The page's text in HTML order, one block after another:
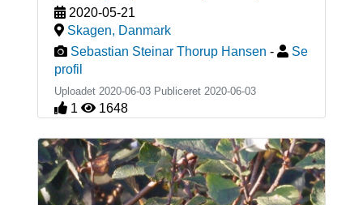
2020-05-21
Skagen, Danmark
Sebastian Steinar Thorup Hansen -
Se
profil
Uploadet 2020-06-03 Publiceret 2020-06-03
1 1648